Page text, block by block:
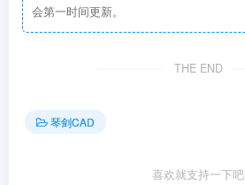
会第一时间更新。
THE END
琴剑CAD
喜欢就支持一下吧